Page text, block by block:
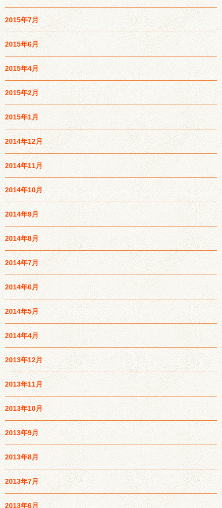
2015年7月
2015年6月
2015年4月
2015年2月
2015年1月
2014年12月
2014年11月
2014年10月
2014年9月
2014年8月
2014年7月
2014年6月
2014年5月
2014年4月
2013年12月
2013年11月
2013年10月
2013年9月
2013年8月
2013年7月
2013年6月